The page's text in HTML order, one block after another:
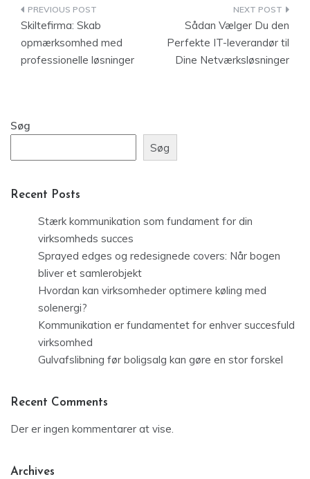
Indlægsnavigation
Skiltefirma: Skab
opmærksomhed med
professionelle løsninger
Sådan Vælger Du den
Perfekte IT-leverandør til
Dine Netværksløsninger
Søg
Søg
Recent Posts
Stærk kommunikation som fundament for din
virksomheds succes
Sprayed edges og redesignede covers: Når bogen
bliver et samlerobjekt
Hvordan kan virksomheder optimere køling med
solenergi?
Kommunikation er fundamentet for enhver succesfuld
virksomhed
Gulvafslibning før boligsalg kan gøre en stor forskel
Recent Comments
Der er ingen kommentarer at vise.
Archives